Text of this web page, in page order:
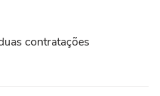
contratações